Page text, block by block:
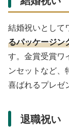
結婚祝いとして
るパッケージン
す。金賞受賞ワ
ンセットなど、
喜ばれるプレゼ
退職祝い